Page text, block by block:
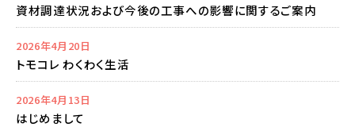
資材調達状況および今後の工事への影響に関するご案内
2026年4月20日
トモコレ わくわく生活
2026年4月13日
はじめまして